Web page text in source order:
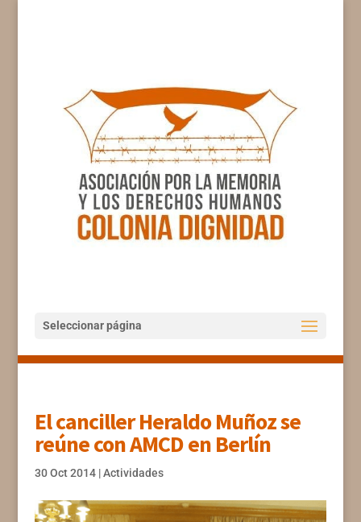
Seleccionar página
El canciller Heraldo Muñoz se
reúne con AMCD en Berlín
30 Oct 2014|Actividades